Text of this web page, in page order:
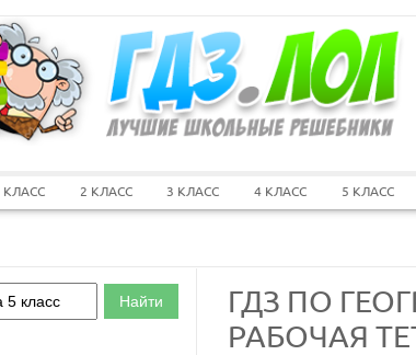
КЛАСС 2 КЛАСС 3 КЛАСС 4 КЛАСС 5 КЛАСС
ГДЗ ПО
РАБОЧАЯ